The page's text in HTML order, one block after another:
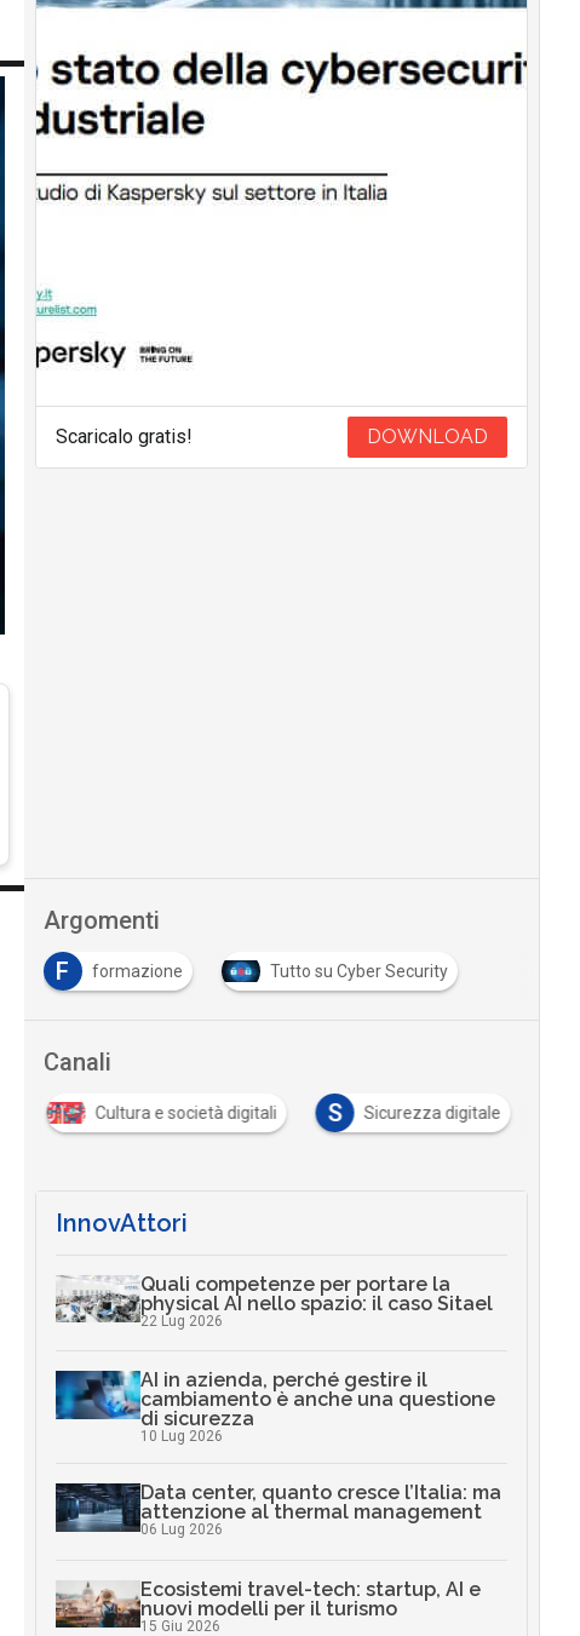
Scaricalo gratis! DOWNLOAD
Argomenti
F
formazione Tutto su Cyber Security
Canali
Cultura e società digitali S Sicurezza digitale
InnovAttori
Quali competenze per portare la
physical AI nello spazio: il caso Sitael
22 Lug 2026
AI in azienda, perché gestire il
cambiamento è anche una questione
di sicurezza
10 Lug 2026
Data center, quanto cresce l’Italia: ma
attenzione al thermal management
06 Lug 2026
Ecosistemi travel-tech: startup, AI e
nuovi modelli per il turismo
15 Giu 2026